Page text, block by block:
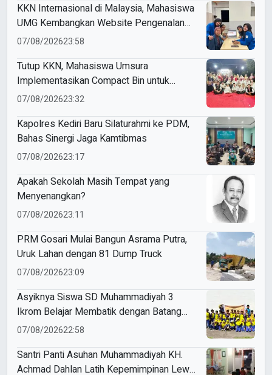
KKN Internasional di Malaysia, Mahasiswa
UMG Kembangkan Website Pengenalan
Budaya Indonesia
07/08/202623:58
Tutup KKN, Mahasiswa Umsura
Implementasikan Compact Bin untuk
Sampah Anorganik di Ketabang
07/08/202623:32
Kapolres Kediri Baru Silaturahmi ke PDM,
Bahas Sinergi Jaga Kamtibmas
07/08/202623:17
Apakah Sekolah Masih Tempat yang
Menyenangkan?
07/08/202623:11
PRM Gosari Mulai Bangun Asrama Putra,
Uruk Lahan dengan 81 Dump Truck
07/08/202623:09
Asyiknya Siswa SD Muhammadiyah 3
Ikrom Belajar Membatik dengan Batang
Pakcoy
07/08/202622:58
Santri Panti Asuhan Muhammadiyah KH.
Achmad Dahlan Latih Kepemimpinan Lewat